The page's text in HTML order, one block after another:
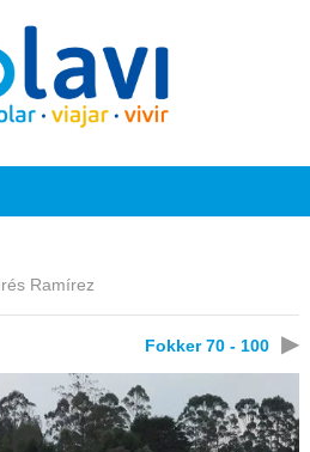
Ramírez
Fokker 70 - 100 ▶